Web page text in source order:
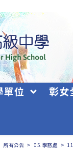
單位 彰女
所有公告 > 05.學務處 >